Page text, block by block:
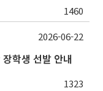
1460
학생 선발 안내
1323
2026-06-22